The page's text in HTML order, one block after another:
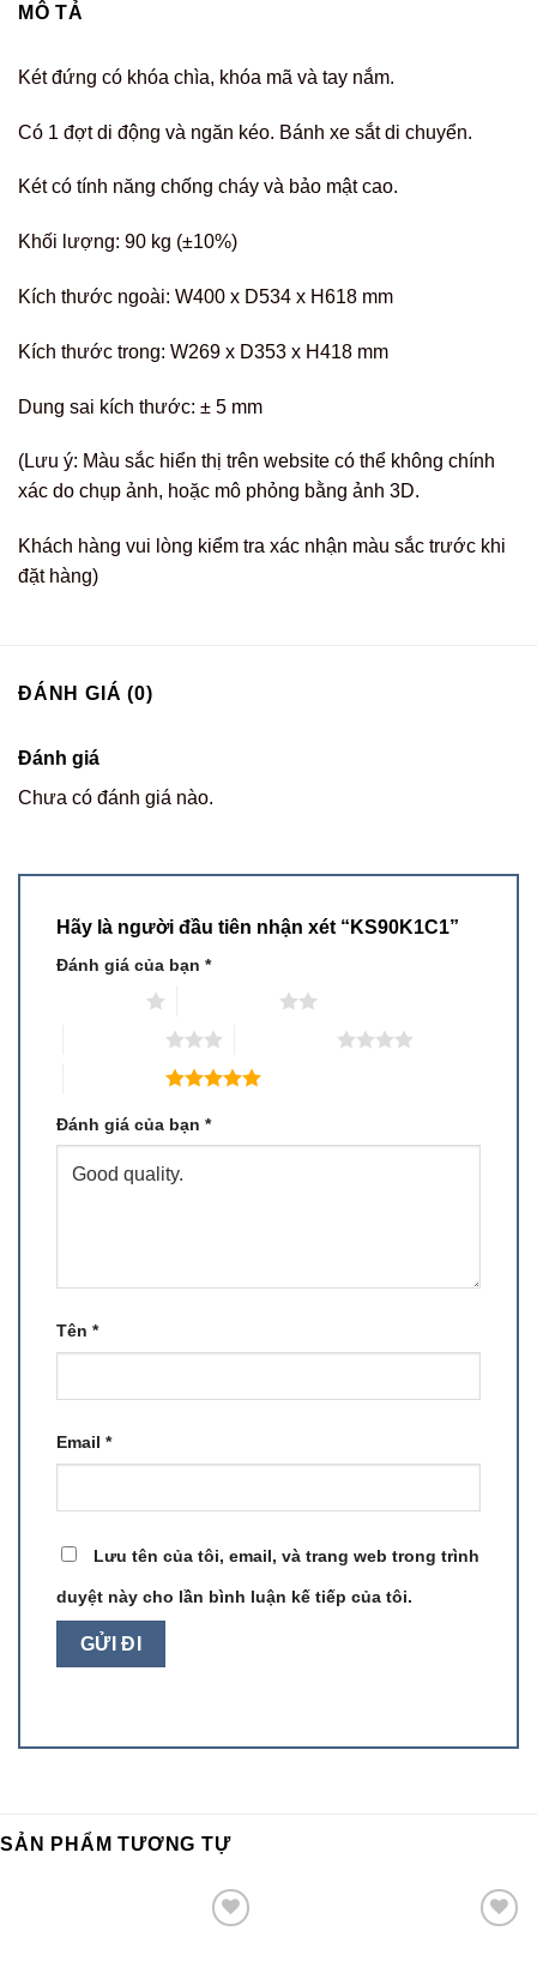
MÔ TẢ
Két đứng có khóa chìa, khóa mã và tay nắm.
Có 1 đợt di động và ngăn kéo. Bánh xe sắt di chuyển.
Két có tính năng chống cháy và bảo mật cao.
Khối lượng: 90 kg (±10%)
Kích thước ngoài: W400 x D534 x H618 mm
Kích thước trong: W269 x D353 x H418 mm
Dung sai kích thước: ± 5 mm
(Lưu ý: Màu sắc hiển thị trên website có thể không chính
xác do chụp ảnh, hoặc mô phỏng bằng ảnh 3D.
Khách hàng vui lòng kiểm tra xác nhận màu sắc trước khi
đặt hàng)
ĐÁNH GIÁ (0)
Đánh giá
Chưa có đánh giá nào.
Hãy là người đầu tiên nhận xét “KS90K1C1”
Đánh giá của bạn *
Đánh giá của bạn *
Tên *
Email *
Lưu tên của tôi, email, và trang web trong trình
duyệt này cho lần bình luận kế tiếp của tôi.
SẢN PHẨM TƯƠNG TỰ